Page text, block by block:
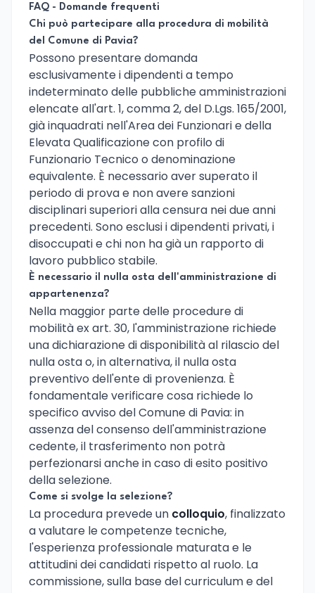
FAQ - Domande frequenti
Chi può partecipare alla procedura di mobilità
del Comune di Pavia?
Possono presentare domanda
esclusivamente i dipendenti a tempo
indeterminato delle pubbliche amministrazioni
elencate all'art. 1, comma 2, del D.Lgs. 165/2001,
già inquadrati nell'Area dei Funzionari e della
Elevata Qualificazione con profilo di
Funzionario Tecnico o denominazione
equivalente. È necessario aver superato il
periodo di prova e non avere sanzioni
disciplinari superiori alla censura nei due anni
precedenti. Sono esclusi i dipendenti privati, i
disoccupati e chi non ha già un rapporto di
lavoro pubblico stabile.
È necessario il nulla osta dell'amministrazione di
appartenenza?
Nella maggior parte delle procedure di
mobilità ex art. 30, l'amministrazione richiede
una dichiarazione di disponibilità al rilascio del
nulla osta o, in alternativa, il nulla osta
preventivo dell'ente di provenienza. È
fondamentale verificare cosa richiede lo
specifico avviso del Comune di Pavia: in
assenza del consenso dell'amministrazione
cedente, il trasferimento non potrà
perfezionarsi anche in caso di esito positivo
della selezione.
Come si svolge la selezione?
La procedura prevede un colloquio, finalizzato
a valutare le competenze tecniche,
l'esperienza professionale maturata e le
attitudini dei candidati rispetto al ruolo. La
commissione, sulla base del curriculum e del